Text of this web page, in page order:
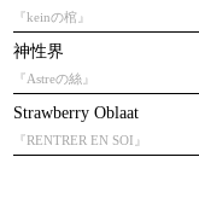
『keinの棺』
神性界
『Astreの絲』
Strawberry Oblaat
『RENTRER EN SOI』